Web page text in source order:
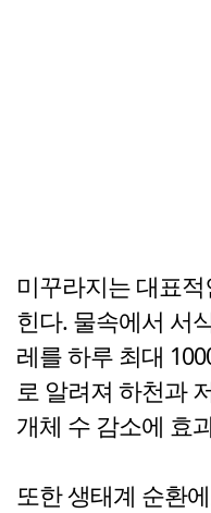
미꾸라지는 대표
힌다. 물속에서 서
레를 하루 최대
로 알려져 하천과
개체 수 감소에 효
또한 생태계 순환